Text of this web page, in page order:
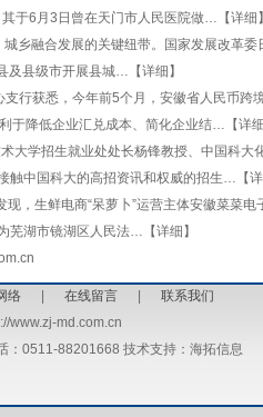
于6月3日曾在天门市人民医院做…【详细】
融合发展的关键纽带。国家发展改革委
及县级市开展县城…【详细】
获悉，今年前5个月，安徽省人民币跨
于降低企业汇兑成本、简化企业结…【详细
学招生就业处处长杨锋教授、中国科大
中国科大的高招资讯和权威的招生…【详
生鲜电商“呆萝卜”运营主体安徽菜菜电
芜湖市镜湖区人民法…【详细】
络| 在线留言| 联系我们
www.zj-md.com.cn
：0511-88201668 技术支持：海拓信息